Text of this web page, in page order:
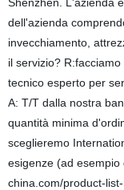
dell'azienda
invecchiamento,
il servizio?
tecnico esperto per
A: T/T dalla nostra
quantità minima
sceglieremo
esigenze (ad
china.com/product-